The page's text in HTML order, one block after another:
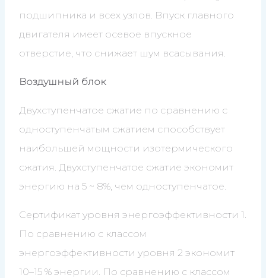
подшипника и всех узлов. Впуск главного
двигателя имеет осевое впускное
отверстие, что снижает шум всасывания.
Воздушный блок
Двухступенчатое сжатие по сравнению с
одноступенчатым сжатием способствует
наибольшей мощности изотермического
сжатия. Двухступенчатое сжатие экономит
энергию на 5 ~ 8%, чем одноступенчатое.
Сертификат уровня энергоэффективности 1.
По сравнению с классом
энергоэффективности уровня 2 экономит
10–15 % энергии. По сравнению с классом